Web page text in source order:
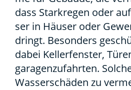
dass Stark­re­gen oder
ser in Häu­ser oder
dringt. Beson­ders
dabei Kel­ler­fens­ter,
ga­ra­gen­zu­fahr­ten.
Was­ser­schä­den zu